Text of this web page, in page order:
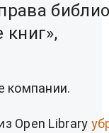
книг»,
компании.
Open Library